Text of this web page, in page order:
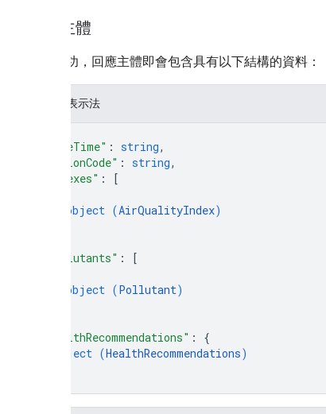
回應主體
如果成功，回應主體即會包含具有以下結構的資料：
JSON 表示法
"dateTime" : string,
"regionCode" : string,
"indexes" :
[
object (AirQualityIndex)
"pollutants" :
[
object (Pollutant)
"healthRecommendations" : {
object (HealthRecommendations)